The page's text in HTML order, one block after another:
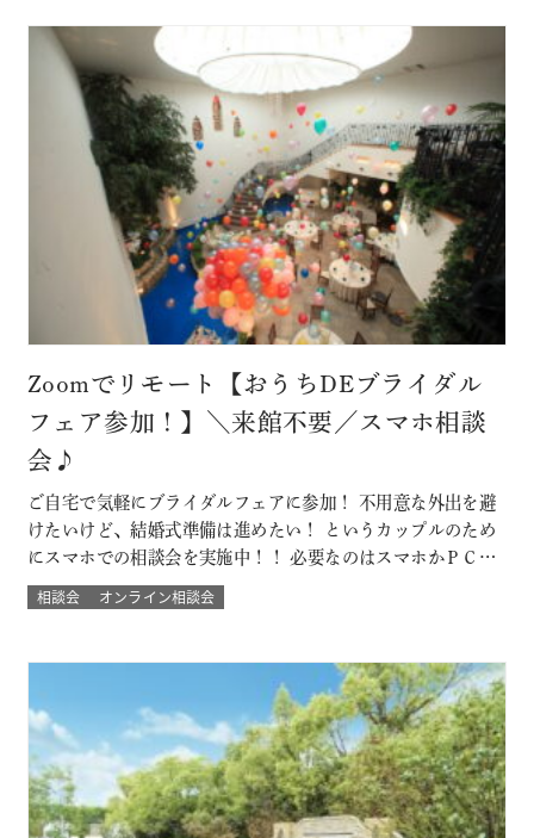
Zoomでリモート【おうちDEブライダル
フェア参加！】＼来館不要／スマホ相談
会♪
ご自宅で気軽にブライダルフェアに参加！ 不用意な外出を避
けたいけど、結婚式準備は進めたい！ というカップルのため
にスマホでの相談会を実施中！！ 必要なのはスマホかＰＣ
で！来館不要のため県外にお住まいのカップルにもおすす
め！ 結婚式場に来館したときのような臨場感とウェディング
質問など自宅にいながらにして 結…
相談会 オンライン相談会